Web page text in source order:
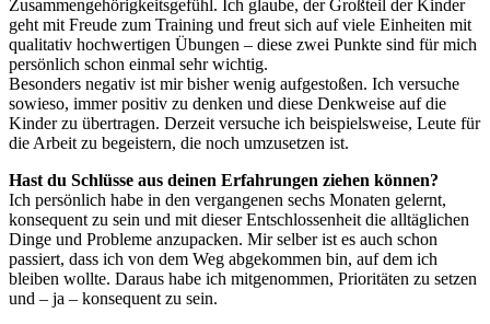
Zusammengehörigkeitsgefühl. Ich glaube, der Großteil der Kinder
geht mit Freude zum Training und freut sich auf viele Einheiten mit
qualitativ hochwertigen Übungen – diese zwei Punkte sind für mich
persönlich schon einmal sehr wichtig.
Besonders negativ ist mir bisher wenig aufgestoßen. Ich versuche
sowieso, immer positiv zu denken und diese Denkweise auf die
Kinder zu übertragen. Derzeit versuche ich beispielsweise, Leute für
die Arbeit zu begeistern, die noch umzusetzen ist.
Hast du Schlüsse aus deinen Erfahrungen ziehen können?
Ich persönlich habe in den vergangenen sechs Monaten gelernt,
konsequent zu sein und mit dieser Entschlossenheit die alltäglichen
Dinge und Probleme anzupacken. Mir selber ist es auch schon
passiert, dass ich von dem Weg abgekommen bin, auf dem ich
bleiben wollte. Daraus habe ich mitgenommen, Prioritäten zu setzen
und – ja – konsequent zu sein.